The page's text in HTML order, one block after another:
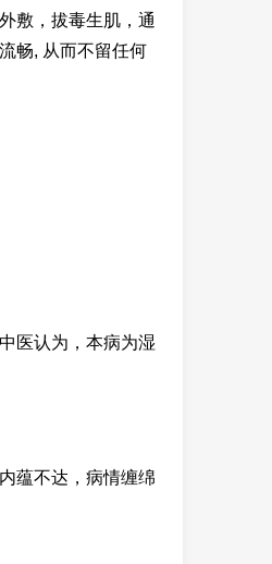
敷，拔毒生肌，通
畅, 从而不留任何
医认为，本病为湿
蕴不达，病情缠绵